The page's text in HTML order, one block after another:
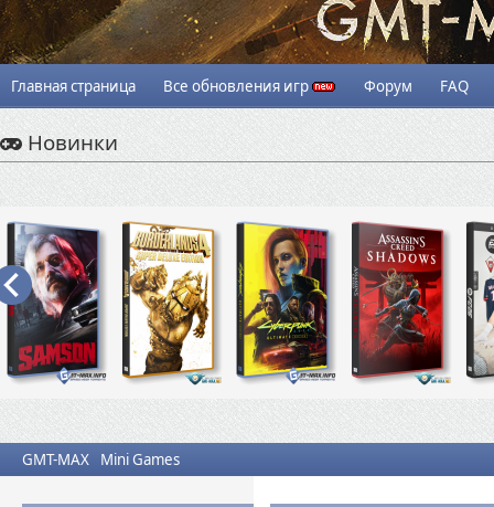
Главная страница Все обновления игр Форум FAQ
Новинки
GMT-MAX Mini Games